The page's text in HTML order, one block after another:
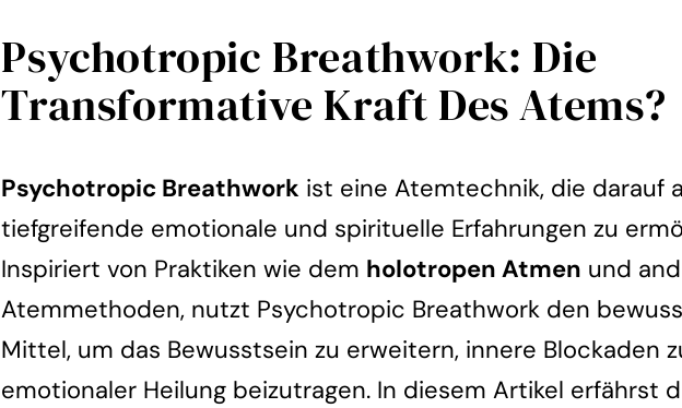
Psychotropic Breathwork: Die
Transformative Kraft Des Atems?
Psychotropic Breathwork ist eine Atemtechnik, die darauf
tiefgreifende emotionale und spirituelle Erfahrungen zu
Inspiriert von Praktiken wie dem holotropen Atmen und
Atemmethoden, nutzt Psychotropic Breathwork den
Mittel, um das Bewusstsein zu erweitern, innere Blockaden
emotionaler Heilung beizutragen. In diesem Artikel erfährst